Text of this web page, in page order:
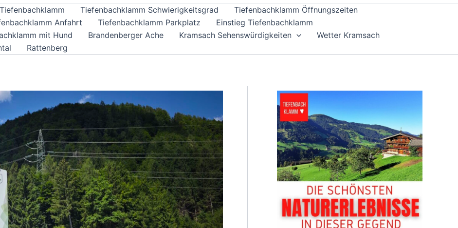
Tiefenbachklamm Schwierigkeitsgrad
Tiefenbachklamm Öffnungszeiten
Anfahrt Tiefenbachklamm Parkplatz
Einstieg Tiefenbachklamm
mit Hund Brandenberger Ache Kramsach Sehenswürdigkeiten
Wetter Kramsach
Rattenberg